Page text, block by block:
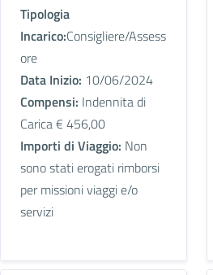
Tipologia
Incarico:Consigliere/Assess
ore
Data Inizio: 10/06/2024
Compensi: Indennita di
Carica € 456,00
Importi di Viaggio: Non
sono stati erogati rimborsi
per missioni viaggi e/o
servizi